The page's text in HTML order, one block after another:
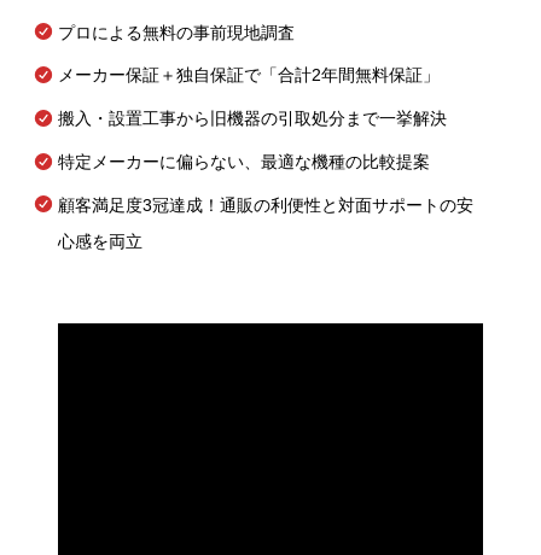
プロによる無料の事前現地調査
メーカー保証＋独自保証で「合計2年間無料保証」
搬入・設置工事から旧機器の引取処分まで一挙解決
特定メーカーに偏らない、最適な機種の比較提案
顧客満足度3冠達成！通販の利便性と対面サポートの安
心感を両立